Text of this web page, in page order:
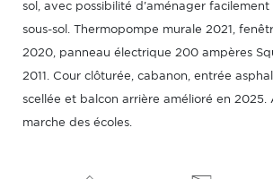
sol, avec possibilité d'aménager facilement
sous-sol. Thermopompe murale 2021,
2020, panneau électrique 200 ampères
2011. Cour clôturée, cabanon, entrée
scellée et balcon arrière amélioré en 2025.
marche des écoles.